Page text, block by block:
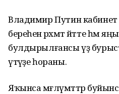
Владимир Путин кабинет
береһенә рәхмәт әйтте һәм
булдырылғансы үҙ
үтәүҙе һораны.
Яҡынса мәғлүмәттәр